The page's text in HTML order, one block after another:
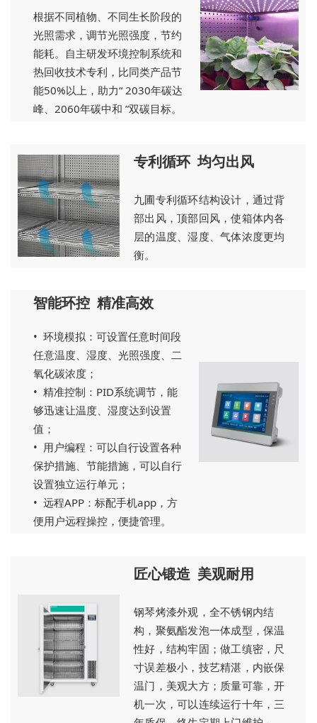
根据不同植物、不同生长阶段的
光照需求，调节光照强度，节约
能耗。自主研发环境控制系统和
热回收技术专利，比同类产品节
能50%以上，助力“ 2030年碳达
峰、2060年碳中和 ”双碳目标。
专利循环 均匀出风
九圃专利循环结构设计，通过背
部出风，顶部回风，使箱体内各
层的温度、湿度、气体浓度更均
衡。
智能环控 精准高效
• 环境模拟：可设置任意时间段
任意温度、湿度、光照强度、二
氧化碳浓度；
• 精准控制：PID系统调节，能
够迅速让温度、湿度达到设置
值；
• 用户编程：可以自行设置各种
保护措施、节能措施，可以自行
设置独立运行单元；
• 远程APP：标配手机app，方
便用户远程操控，便捷管理。
匠心锻造 美观耐用
钢琴烤漆外观，全不锈钢内结
构，聚氨酯发泡一体成型，保温
性好，结构牢固；做工缜密，尺
寸误差极小，技艺精湛，内嵌保
温门，美观大方；质量可靠，开
机一次，可以连续运行十年，三